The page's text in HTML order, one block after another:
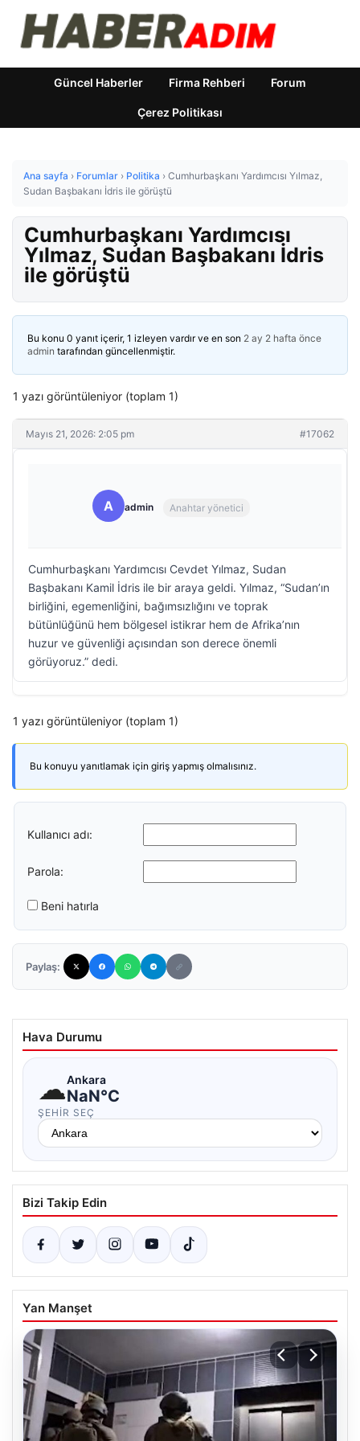
Güncel Haberler Firma Rehberi Forum
Çerez Politikası
Ana sayfa › Forumlar › Politika › Cumhurbaşkanı Yardımcısı Yılmaz,
Sudan Başbakanı İdris ile görüştü
Cumhurbaşkanı Yardımcısı
Yılmaz, Sudan Başbakanı İdris
ile görüştü
Bu konu 0 yanıt içerir, 1 izleyen vardır ve en son 2 ay 2 hafta önce
admin tarafından güncellenmiştir.
1 yazı görüntüleniyor (toplam 1)
Mayıs 21, 2026: 2:05 pm #17062
A admin Anahtar yönetici
Cumhurbaşkanı Yardımcısı Cevdet Yılmaz, Sudan
Başbakanı Kamil İdris ile bir araya geldi. Yılmaz, “Sudan’ın
birliğini, egemenliğini, bağımsızlığını ve toprak
bütünlüğünü hem bölgesel istikrar hem de Afrika’nın
huzur ve güvenliği açısından son derece önemli
görüyoruz.” dedi.
1 yazı görüntüleniyor (toplam 1)
Bu konuyu yanıtlamak için giriş yapmış olmalısınız.
Kullanıcı adı:
Parola:
Beni hatırla
Paylaş:
Hava Durumu
☁Ankara
NaN°C
ŞEHIR SEÇ
Bizi Takip Edin
Yan Manşet